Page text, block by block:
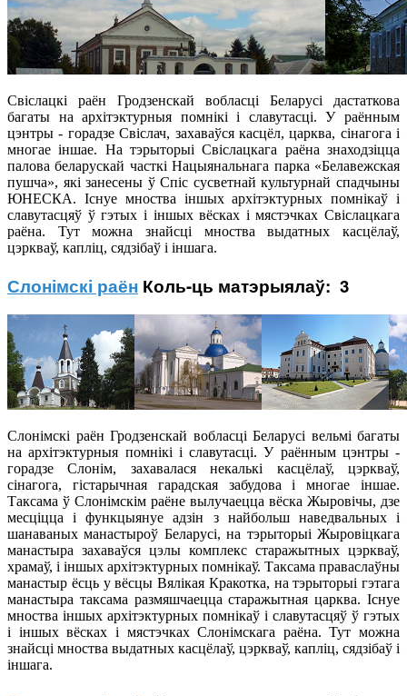
Свіслацкі раён Гродзенскай вобласці Беларусі дастаткова
багаты на архітэктурныя помнікі і славутасці. У раённым
цэнтры - горадзе Свіслач, захаваўся касцёл, царква, сінагога і
многае іншае. На тэрыторыі Свіслацкага раёна знаходзіцца
палова беларускай часткі Нацыянальнага парка «Белавежская
пушча», які занесены ў Спіс сусветнай культурнай спадчыны
ЮНЕСКА. Існуе мноства іншых архітэктурных помнікаў і
славутасцяў ў гэтых і іншых вёсках і мястэчках Свіслацкага
раёна. Тут можна знайсці мноства выдатных касцёлаў,
цэркваў, капліц, сядзібаў і іншага.
Слонімскі раён Коль-ць матэрыялаў: 3
Слонімскі раён Гродзенскай вобласці Беларусі вельмі багаты
на архітэктурныя помнікі і славутасці. У раённым цэнтры -
горадзе Слонім, захавалася некалькі касцёлаў, цэркваў,
сінагога, гістарычная гарадская забудова і многае іншае.
Таксама ў Слонімскім раёне вылучаецца вёска Жыровічы, дзе
месціцца і функцыянуе адзін з найбольш наведвальных і
шанаваных манастыроў Беларусі, на тэрыторыі Жыровіцкага
манастыра захаваўся цэлы комплекс старажытных цэркваў,
храмаў, і іншых архітэктурных помнікаў. Таксама праваслаўны
манастыр ёсць у вёсцы Вялікая Кракотка, на тэрыторыі гэтага
манастыра таксама размяшчаецца старажытная царква. Існуе
мноства іншых архітэктурных помнікаў і славутасцяў ў гэтых
і іншых вёсках і мястэчках Слонімскага раёна. Тут можна
знайсці мноства выдатных касцёлаў, цэркваў, капліц, сядзібаў і
іншага.